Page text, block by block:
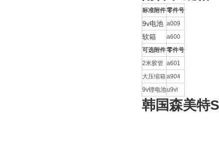
标准附件零件号
9v电池 a009
软箱
a600
可选附件零件号
2米胶管 a601
大压缩箱 a904
9v锂电池u9vl
韩国森美特